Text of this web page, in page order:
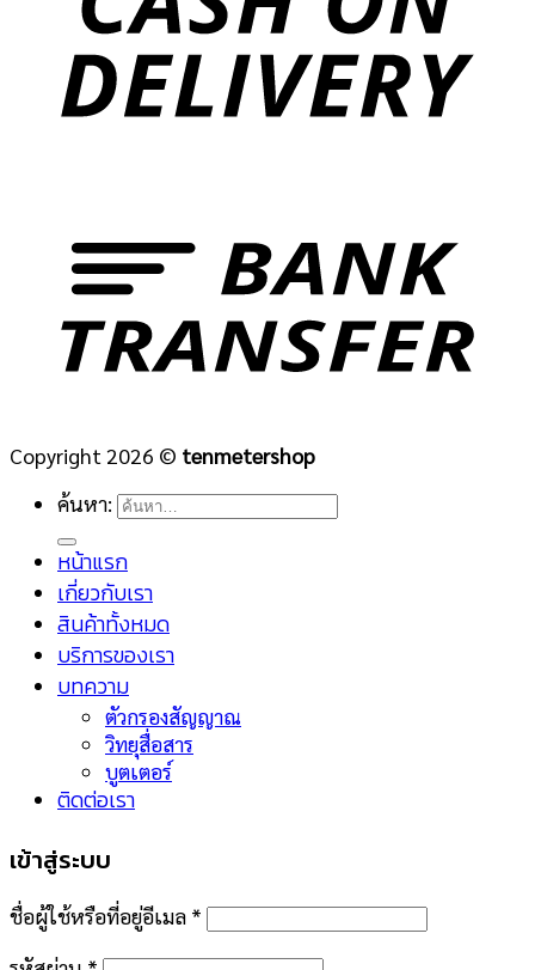
Copyright 2026 © tenmetershop
ค้นหา:
หน้าแรก
เกี่ยวกับเรา
สินค้าทั้งหมด
บริการของเรา
บทความ
ตัวกรองสัญญาณ
วิทยุสื่อสาร
บูตเตอร์
ติดต่อเรา
เข้าสู่ระบบ
ชื่อผู้ใช้หรือที่อยู่อีเมล *